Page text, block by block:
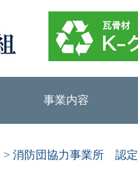
事業内容
> 消防団協力事業所 認定